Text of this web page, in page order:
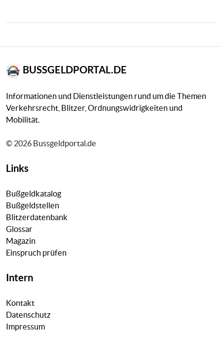
BUSSGELDPORTAL.DE
Informationen und Dienstleistungen rund um die Themen
Verkehrsrecht, Blitzer, Ordnungswidrigkeiten und
Mobilität.
© 2026 Bussgeldportal.de
Links
Bußgeldkatalog
Bußgeldstellen
Blitzerdatenbank
Glossar
Magazin
Einspruch prüfen
Intern
Kontakt
Datenschutz
Impressum